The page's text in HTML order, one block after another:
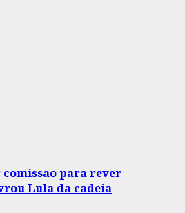
para rever
Lula da cadeia